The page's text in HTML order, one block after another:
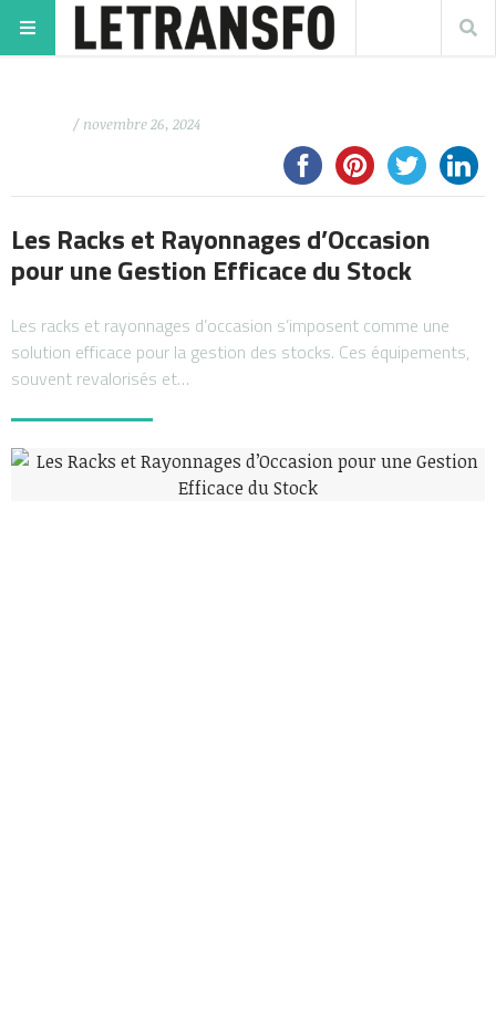
/ novembre 26, 2024
Les Racks et Rayonnages d’Occasion
pour une Gestion Efficace du Stock
Les racks et rayonnages d’occasion s’imposent comme une
solution efficace pour la gestion des stocks. Ces équipements,
souvent revalorisés et…